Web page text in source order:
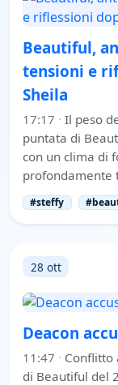
Beautiful,
tensioni e
Sheila
17:17 · Il peso
puntata di
con un clima di
profondamente
#steffy
28 ott
Deacon
11:47 · Conflitto
di Beautiful del